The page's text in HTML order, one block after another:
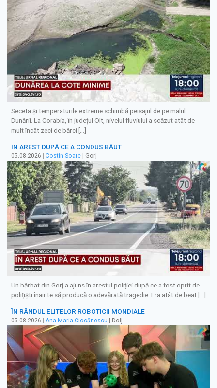
Seceta și temperaturile extreme schimbă peisajul de pe malul
Dunării. La Corabia, în județul Olt, nivelul fluviului a scăzut atât de
mult încât zeci de bărci […]
ÎN AREST DUPĂ CE A CONDUS BĂUT
05.08.2026 Costin Soare | Gorj
Un bărbat din Gorj a ajuns în arestul poliției după ce a fost oprit de
polițiști înainte să producă o adevărată tragedie. Era atât de beat […]
ÎN RÂNDUL ELITELOR ROBOTICII MONDIALE
05.08.2026 Ana Maria Ciocănescu | Dolj